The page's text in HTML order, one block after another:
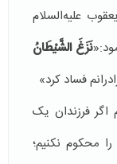
علیه‌السلام
نَزَغَ الشَّيْطَانُ
فساد کرد»
اگر فرزندان یک
را محکوم نکنیم؛